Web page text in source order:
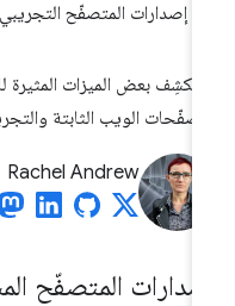
إصدارات المتصفّح التجريبي
بعض الميزات المثيرة
الويب الثابتة والتجريبية
Rachel Andrew
المتصفّح